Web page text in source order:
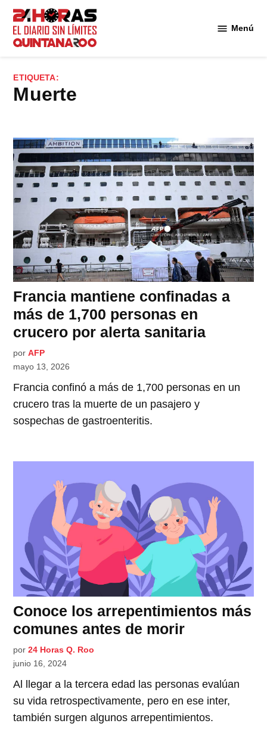
Saltar
contenido
Menú
ETIQUETA:
Muerte
Francia mantiene confinadas a
más de 1,700 personas en
crucero por alerta sanitaria
por AFP
mayo 13, 2026
Francia confinó a más de 1,700 personas en un
crucero tras la muerte de un pasajero y
sospechas de gastroenteritis.
Conoce los arrepentimientos más
comunes antes de morir
por 24 Horas Q. Roo
junio 16, 2024
Al llegar a la tercera edad las personas evalúan
su vida retrospectivamente, pero en ese inter,
también surgen algunos arrepentimientos.